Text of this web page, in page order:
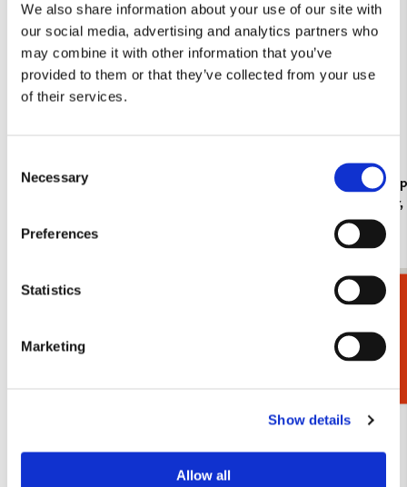
We also share information about your use of our site with
our social media, advertising and analytics partners who
may combine it with other information that you’ve
provided to them or that they’ve collected from your use
of their services.
Selection
Necessary
Preferences
Statistics
Marketing
Show details
Allow all
Koelkastmagneet: Gouache from Leben? oder
€ 3,50
Jan
€ 9,99
Bekijk alles van Cadeau voor haar
Meer van Michelle Dujardin
Toevoegen
verlanglijst
Cadeaukiezer